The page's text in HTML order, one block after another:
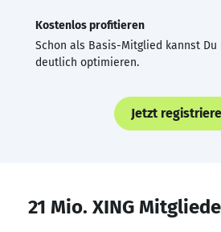
Kostenlos profitieren
Schon als Basis-Mitglied kannst Du
deutlich optimieren.
Jetzt
21 Mio. XING